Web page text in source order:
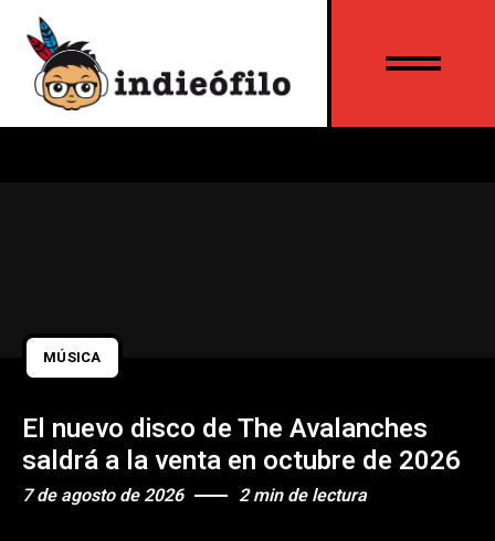
MÚSICA
El nuevo disco de The Avalanches
saldrá a la venta en octubre de 2026
7 de agosto de 2026 2 min de lectura